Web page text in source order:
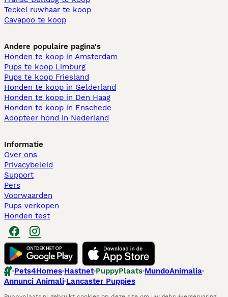
Teckel ruwhaar te koop
Cavapoo te koop
Andere populaire pagina's
Honden te koop in Amsterdam
Pups te koop Limburg​
Pups te koop Friesland​
Honden te koop in Gelderland
Honden te koop in Den Haag
Honden te koop in Enschede
Adopteer hond in Nederland
Informatie
Over ons
Privacybeleid
Support
Pers
Voorwaarden
Pups verkopen
Honden test
Pets4Homes Hastnet PuppyPlaats MundoAnimalia
Annunci Animali Lancaster Puppies